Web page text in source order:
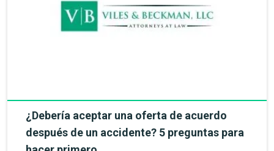
¿Debería aceptar una oferta de acuerdo
después de un accidente? 5 preguntas para